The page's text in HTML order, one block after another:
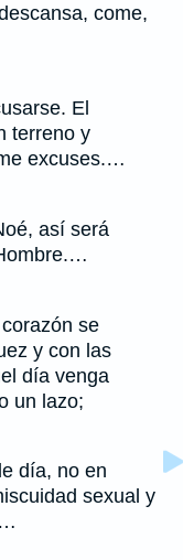
come,
El
terreno y
excuses.…
así será
se
y con las
día venga
un lazo;
día, no en
sexual y